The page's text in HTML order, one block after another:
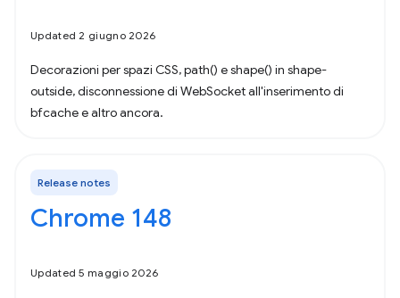
Updated 2 giugno 2026
Decorazioni per spazi CSS, path() e shape() in shape-
outside, disconnessione di WebSocket all'inserimento di
bfcache e altro ancora.
Release notes
Chrome 148
Updated 5 maggio 2026